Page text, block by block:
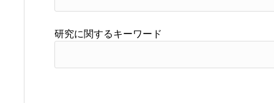
研究に関するキーワード